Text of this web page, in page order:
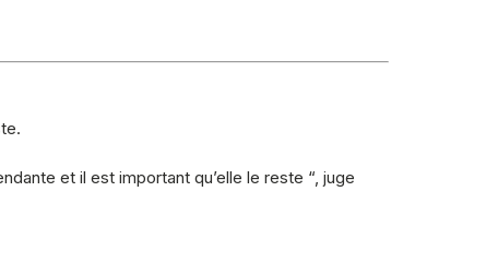
et il est important qu’elle le reste “, juge